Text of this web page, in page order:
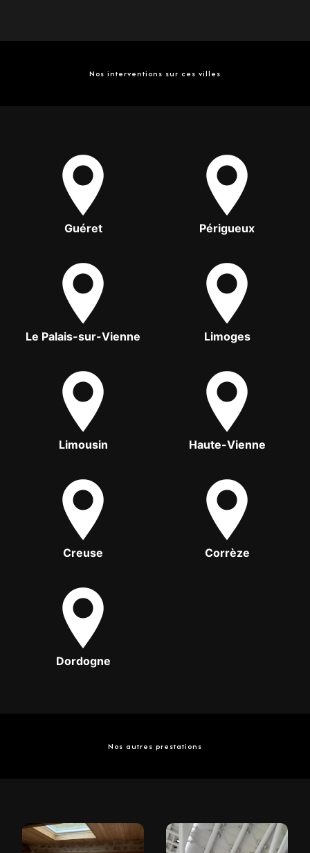
Nos interventions sur ces villes
Guéret Périgueux
Le Palais-sur-Vienne Limoges
Limousin Haute-Vienne
Creuse Corrèze
Dordogne
Nos autres prestations